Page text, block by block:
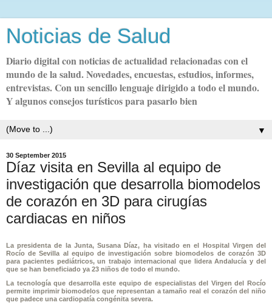
Noticias de Salud
Diario digital con noticias de actualidad relacionadas con el
mundo de la salud. Novedades, encuestas, estudios, informes,
entrevistas. Con un sencillo lenguaje dirigido a todo el mundo.
Y algunos consejos turísticos para pasarlo bien
▼
30 September 2015
Díaz visita en Sevilla al equipo de
investigación que desarrolla biomodelos
de corazón en 3D para cirugías
cardiacas en niños
La presidenta de la Junta, Susana Díaz, ha visitado en el Hospital Virgen del
Rocío de Sevilla al equipo de investigación sobre biomodelos de corazón 3D
para pacientes pediátricos, un trabajo internacional que lidera Andalucía y del
que se han beneficiado ya 23 niños de todo el mundo.
La tecnología que desarrolla este equipo de especialistas del Virgen del Rocío
permite imprimir biomodelos que representan a tamaño real el corazón del niño
que padece una cardiopatía congénita severa.